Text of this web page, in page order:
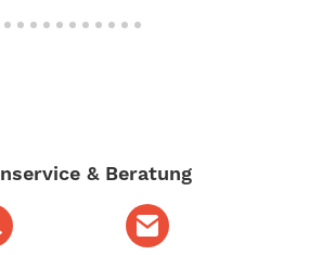
& Beratung